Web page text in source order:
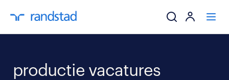
productie vacatures